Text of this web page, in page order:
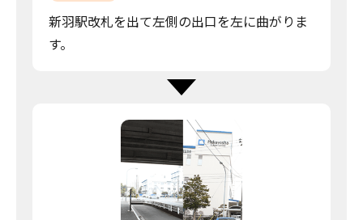
新羽駅改札を出て左側の出口を左に曲がりま
す。